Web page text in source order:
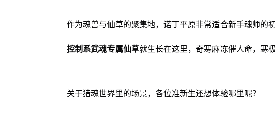
作为魂兽与仙草的聚集地，诺丁平原非常适合新手魂师的初
控制系武魂专属仙草就生长在这里，奇寒麻冻催人命，寒
关于猎魂世界里的场景，各位准新生还想体验哪里呢？